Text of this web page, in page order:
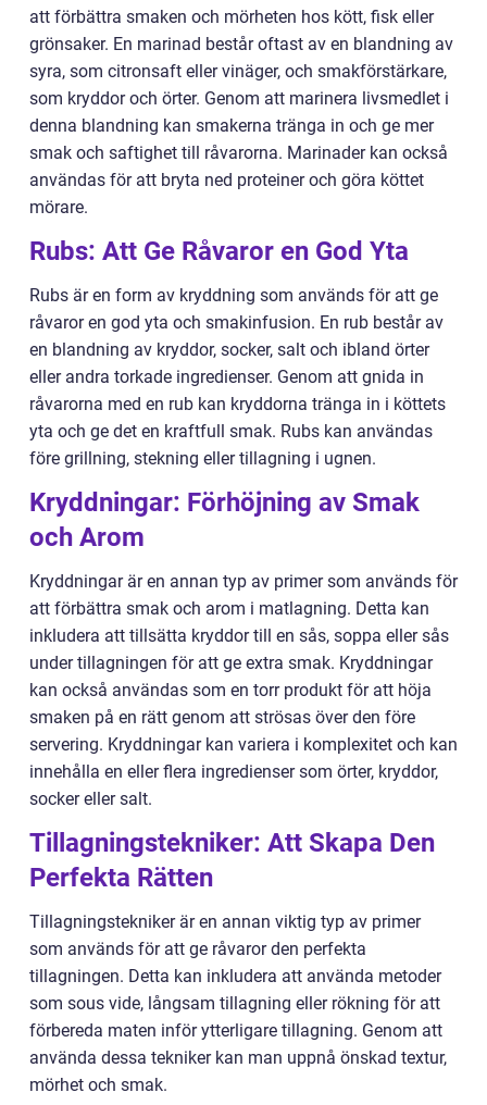
att förbättra smaken och mörheten hos kött, fisk eller
grönsaker. En marinad består oftast av en blandning av
syra, som citronsaft eller vinäger, och smakförstärkare,
som kryddor och örter. Genom att marinera livsmedlet i
denna blandning kan smakerna tränga in och ge mer
smak och saftighet till råvarorna. Marinader kan också
användas för att bryta ned proteiner och göra köttet
mörare.
Rubs: Att Ge Råvaror en God Yta
Rubs är en form av kryddning som används för att ge
råvaror en god yta och smakinfusion. En rub består av
en blandning av kryddor, socker, salt och ibland örter
eller andra torkade ingredienser. Genom att gnida in
råvarorna med en rub kan kryddorna tränga in i köttets
yta och ge det en kraftfull smak. Rubs kan användas
före grillning, stekning eller tillagning i ugnen.
Kryddningar: Förhöjning av Smak
och Arom
Kryddningar är en annan typ av primer som används för
att förbättra smak och arom i matlagning. Detta kan
inkludera att tillsätta kryddor till en sås, soppa eller sås
under tillagningen för att ge extra smak. Kryddningar
kan också användas som en torr produkt för att höja
smaken på en rätt genom att strösas över den före
servering. Kryddningar kan variera i komplexitet och kan
innehålla en eller flera ingredienser som örter, kryddor,
socker eller salt.
Tillagningstekniker: Att Skapa Den
Perfekta Rätten
Tillagningstekniker är en annan viktig typ av primer
som används för att ge råvaror den perfekta
tillagningen. Detta kan inkludera att använda metoder
som sous vide, långsam tillagning eller rökning för att
förbereda maten inför ytterligare tillagning. Genom att
använda dessa tekniker kan man uppnå önskad textur,
mörhet och smak.